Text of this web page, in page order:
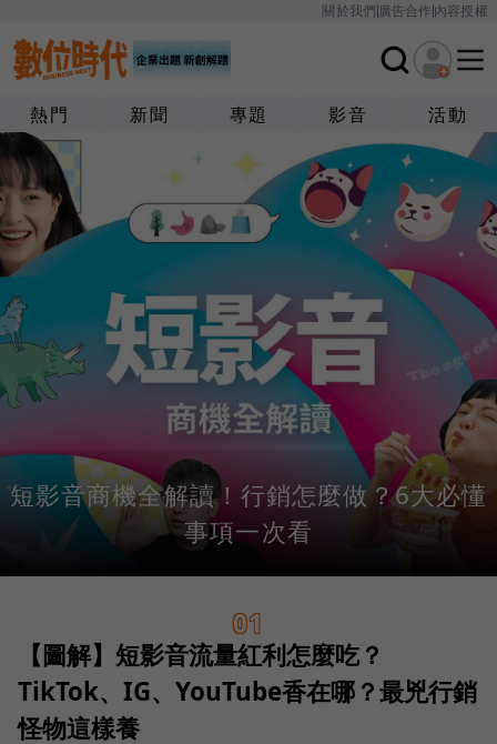
關於我們廣告合作內容授權
熱門 新聞 專題 影音 活動
短影音商機全解讀！行銷怎麼做？6大必懂
事項一次看
01
【圖解】短影音流量紅利怎麼吃？
TikTok、IG、YouTube香在哪？最兇行銷
怪物這樣養